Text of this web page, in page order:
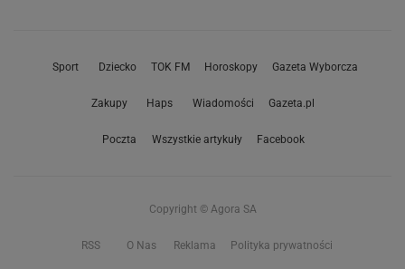
Sport Dziecko TOK FM Horoskopy Gazeta Wyborcza
Zakupy Haps Wiadomości Gazeta.pl
Poczta Wszystkie artykuły Facebook
Copyright © Agora SA
RSS O Nas Reklama Polityka prywatności